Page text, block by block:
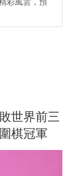
世界前三
棋冠軍